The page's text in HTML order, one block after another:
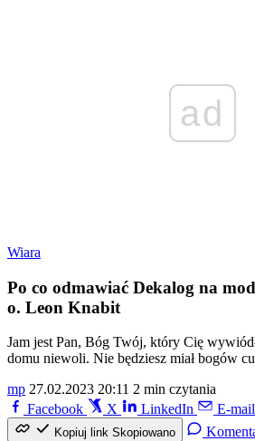
ad
Wiara
Po co odmawiać Dekalog na
o. Leon Knabit
Jam jest Pan, Bóg Twój, który Cię
domu niewoli. Nie będziesz miał bogów
mp 27.02.2023 20:11 2 min czytania
Facebook
X LinkedIn E-mail
Kopiuj link Skopiowano